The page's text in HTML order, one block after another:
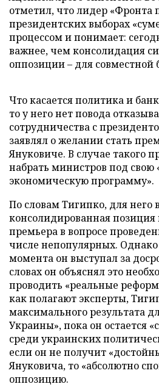
отметил, что лидер «Фронта
президентских выборах
процессом и понимает:
важнее, чем консолидация
оппозиции – для совместной
Что касается политика и
то у него нет повода
сотрудничества с
заявлял о желании стать
Януковиче. В случае такого
набрать министров под свою
экономическую программу».
По словам Тигипко, для него
консолидированная позиция
премьера в вопросе
числе непопулярных.
момента он выступал за
словах он объяснял это
проводить «реальные
как полагают эксперты,
максимального результата
Украины», пока он остается
среди украинских
если он не получит
Януковича, то «абсолютно
оппозицию.